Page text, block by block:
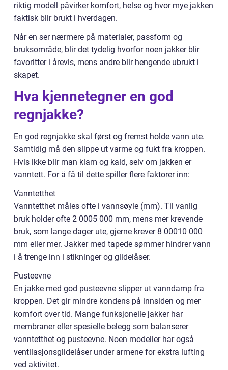
riktig modell påvirker komfort, helse og hvor mye jakken
faktisk blir brukt i hverdagen.
Når en ser nærmere på materialer, passform og
bruksområde, blir det tydelig hvorfor noen jakker blir
favoritter i årevis, mens andre blir hengende ubrukt i
skapet.
Hva kjennetegner en god
regnjakke?
En god regnjakke skal først og fremst holde vann ute.
Samtidig må den slippe ut varme og fukt fra kroppen.
Hvis ikke blir man klam og kald, selv om jakken er
vanntett. For å få til dette spiller flere faktorer inn:
Vanntetthet
Vanntetthet måles ofte i vannsøyle (mm). Til vanlig
bruk holder ofte 2 0005 000 mm, mens mer krevende
bruk, som lange dager ute, gjerne krever 8 00010 000
mm eller mer. Jakker med tapede sømmer hindrer vann
i å trenge inn i stikninger og glidelåser.
Pusteevne
En jakke med god pusteevne slipper ut vanndamp fra
kroppen. Det gir mindre kondens på innsiden og mer
komfort over tid. Mange funksjonelle jakker har
membraner eller spesielle belegg som balanserer
vanntetthet og pusteevne. Noen modeller har også
ventilasjonsglidelåser under armene for ekstra lufting
ved aktivitet.